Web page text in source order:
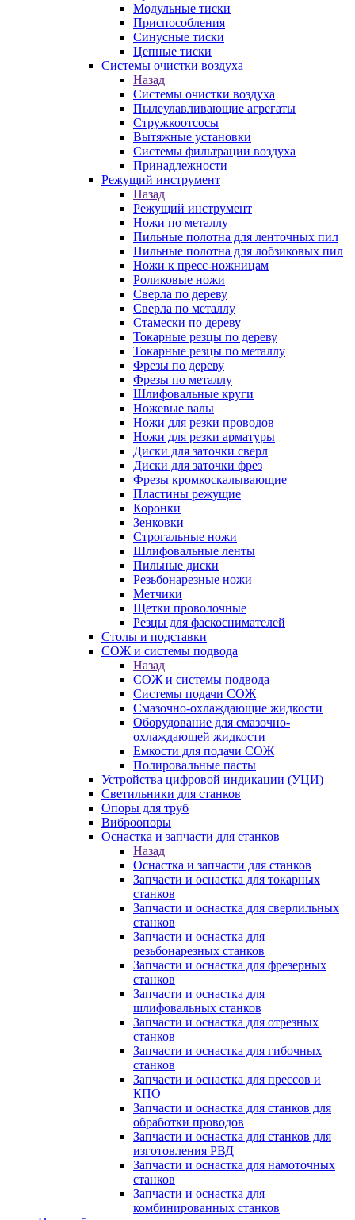
Модульные тиски
Приспособления
Синусные тиски
Цепные тиски
Системы очистки воздуха
Назад
Системы очистки воздуха
Пылеулавливающие агрегаты
Стружкоотсосы
Вытяжные установки
Системы фильтрации воздуха
Принадлежности
Режущий инструмент
Назад
Режущий инструмент
Ножи по металлу
Пильные полотна для ленточных пил
Пильные полотна для лобзиковых пил
Ножи к пресс-ножницам
Роликовые ножи
Сверла по дереву
Сверла по металлу
Стамески по дереву
Токарные резцы по дереву
Токарные резцы по металлу
Фрезы по дереву
Фрезы по металлу
Шлифовальные круги
Ножевые валы
Ножи для резки проводов
Ножи для резки арматуры
Диски для заточки сверл
Диски для заточки фрез
Фрезы кромкоскалывающие
Пластины режущие
Коронки
Зенковки
Строгальные ножи
Шлифовальные ленты
Пильные диски
Резьбонарезные ножи
Метчики
Щетки проволочные
Резцы для фаскоснимателей
Столы и подставки
СОЖ и системы подвода
Назад
СОЖ и системы подвода
Системы подачи СОЖ
Смазочно-охлаждающие жидкости
Оборудование для смазочно-
охлаждающей жидкости
Емкости для подачи СОЖ
Полировальные пасты
Устройства цифровой индикации (УЦИ)
Светильники для станков
Опоры для труб
Виброопоры
Оснастка и запчасти для станков
Назад
Оснастка и запчасти для станков
Запчасти и оснастка для токарных
станков
Запчасти и оснастка для сверлильных
станков
Запчасти и оснастка для
резьбонарезных станков
Запчасти и оснастка для фрезерных
станков
Запчасти и оснастка для
шлифовальных станков
Запчасти и оснастка для отрезных
станков
Запчасти и оснастка для гибочных
станков
Запчасти и оснастка для прессов и
КПО
Запчасти и оснастка для станков для
обработки проводов
Запчасти и оснастка для станков для
изготовления РВД
Запчасти и оснастка для намоточных
станков
Запчасти и оснастка для
комбинированных станков